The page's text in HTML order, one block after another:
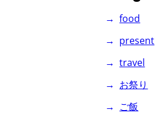
food
present
travel
お祭り
ご飯